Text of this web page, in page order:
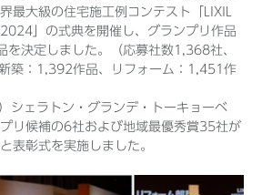
最大級の住宅施工例コンテスト「LIXIL
」の式典を開催し、グランプリ作品
を決定しました。（応募社数1,368社、
築：1,392作品、リフォーム：1,451作
ェラトン・グランデ・トーキョーベ
リ候補の6社および地域最優秀賞35社が
表彰式を実施しました。